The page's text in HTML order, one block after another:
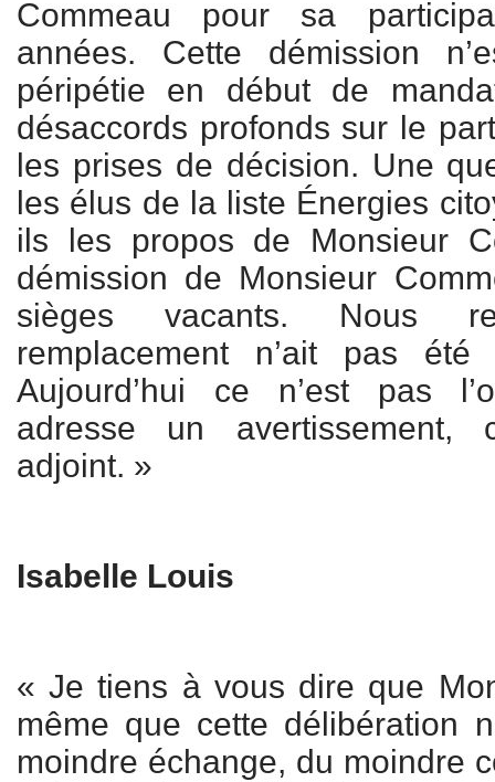
Commeau pour sa
années. Cette démission
péripétie en début de
désaccords profonds sur le
les prises de décision. Une
les élus de la liste Énergies
ils les propos de Monsieur
démission de Monsieur
sièges vacants. Nous
remplacement n’ait pas été
Aujourd’hui ce n’est pas
adresse un avertissement,
adjoint. »
Isabelle Louis
« Je tiens à vous dire que
même que cette délibération
moindre échange, du moindre